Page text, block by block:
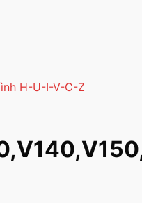
H-U-I-V-C-Z